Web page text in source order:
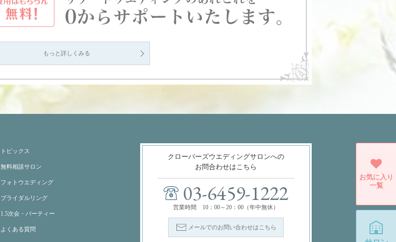
もっと詳しくみる
トピックス
無料相談サロン
フォトウエディング
ブライダルリング
1.5次会・パーティー
よくある質問
クローバーズウエディングサロンへの
お問合わせはこちら
03-6459-1222
営業時間 10：00～20：00（年中無休）
メールでのお問い合わせはこちら
お気に入り
一覧